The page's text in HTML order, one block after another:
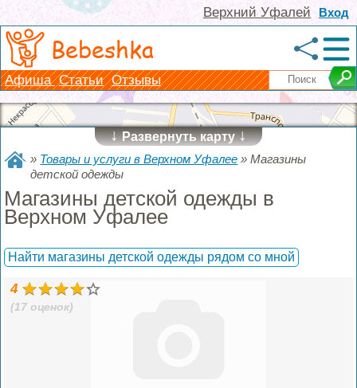
Вход
Верхний Уфалей
Bebeshka
Афиша Статьи Отзывы
↓Развернуть карту↓
» Товары и услуги в Верхном Уфалее »Магазины
детской одежды
Магазины детской одежды в
Верхном Уфалее
Найти магазины детской одежды рядом со мной
4
(17 оценок)